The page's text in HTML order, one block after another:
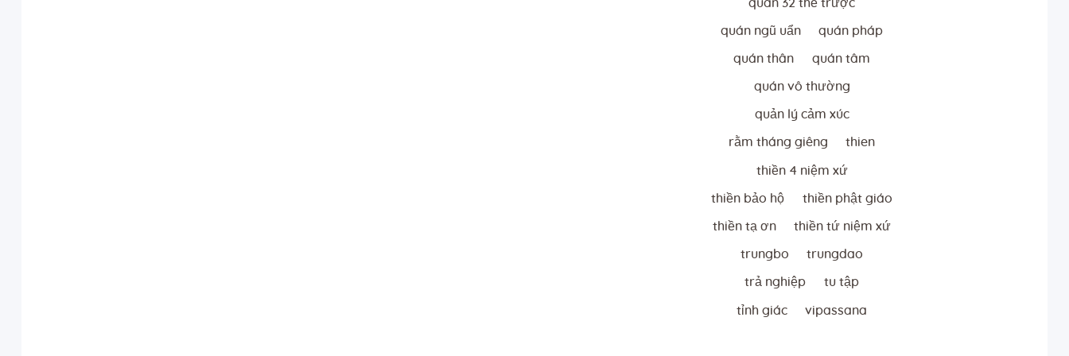
quán 32 thể trược
quán ngũ uẩn quán pháp
quán thân quán tâm
quán vô thường
quản lý cảm xúc
rằm tháng giêng thien
thiền 4 niệm xứ
thiền bảo hộ thiền phật giáo
thiền tạ ơn thiền tứ niệm xứ
trungbo trungdao
trả nghiệp tu tập
tỉnh giác vipassana